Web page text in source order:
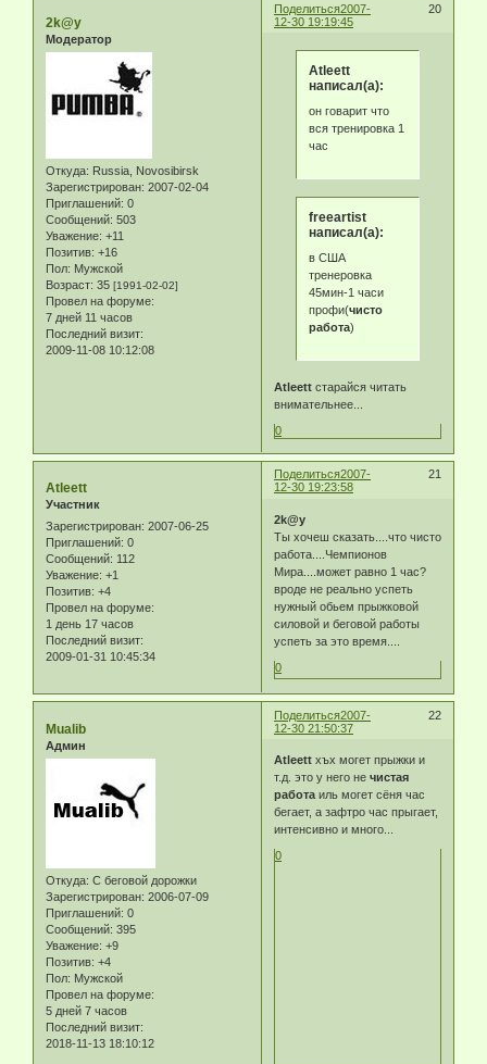
Поделиться 20
2007-
12-30 19:19:45
2k@y
Модератор
Откуда: Russia, Novosibirsk
Зарегистрирован: 2007-02-04
Приглашений: 0
Сообщений: 503
Уважение: +11
Позитив: +16
Пол: Мужской
Возраст: 35 [1991-02-02]
Провел на форуме:
7 дней 11 часов
Последний визит:
2009-11-08 10:12:08
Atleett
написал(а):
он говарит что
вся тренировка 1
час
freeartist
написал(а):
в США
тренеровка
45мин-1 часи
профи(чисто
работа)
Atleett старайся читать
внимательнее...
0
Поделиться 21
2007-
12-30 19:23:58
Atleett
Участник
Зарегистрирован: 2007-06-25
Приглашений: 0
Сообщений: 112
Уважение: +1
Позитив: +4
Провел на форуме:
1 день 17 часов
Последний визит:
2009-01-31 10:45:34
2k@y
Ты хочеш сказать....что чисто
работа....Чемпионов
Мира....может равно 1 час?
вроде не реально успеть
нужный обьем прыжковой
силовой и беговой работы
успеть за это время....
0
Поделиться 22
2007-
12-30 21:50:37
Mualib
Админ
Откуда: С беговой дорожки
Зарегистрирован: 2006-07-09
Приглашений: 0
Сообщений: 395
Уважение: +9
Позитив: +4
Пол: Мужской
Провел на форуме:
5 дней 7 часов
Последний визит:
2018-11-13 18:10:12
Atleett хъх могет прыжки и
т.д. это у него нечистая
работа иль могет сёня час
бегает, а зафтро час прыгает,
интенсивно и много...
0